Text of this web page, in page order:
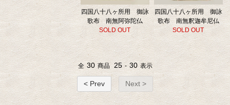
四国八十八ヶ所用 御詠
歌布 南無阿弥陀仏
SOLD OUT
四国八十八ヶ所用 御詠
歌布 南無釈迦牟尼仏
SOLD OUT
全 30 商品 25 - 30 表示
< Prev Next >